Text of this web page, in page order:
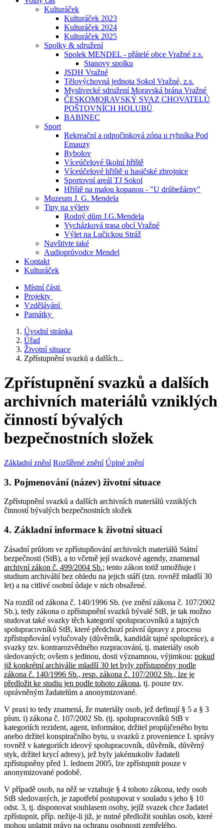
Kulturáček
Kulturáček 2023
Kulturáček 2024
Kulturáček 2025
Spolky & sdružení
Spolek MENDEL - přátelé obce Vražné z.s.
Stanovy spolku
JSDH Vražné
Tělovýchovná jednota Sokol Vražné, z.s.
Myslivecké sdružení Moravská brána Vražné
ČESKOMORAVSKÝ SVAZ CHOVATELŮ
POŠTOVNÍCH HOLUBŮ
BABINEC
Sport
Rekreační a odpočinková zóna u rybníka Pod
Emauzy
Rybolov
Víceúčelové školní hřiště
Víceúčelové hřiště u hasičské zbrojnice
Sportovní areál TJ Sokol
Hřiště na malou kopanou - "U drůbežárny"
Muzeum J. G. Mendela
Tipy na výlety
Rodný dům J.G.Mendela
Vycházková trasa obcí Vražné
Výlet na Lučickou Stráž
Navštivte také
Audioprůvodce Mendel
Kontakt
Kulturáček
Místní části
Projekty
Vzdělávání
Památky
Úvodní stránka
Úřad
Životní situace
Zpřístupnění svazků a dalších...
Zpřístupnění svazků a dalších
archivních materiálů vzniklých
činností bývalých
bezpečnostních složek
Základní znění Rozšířené znění Úplné znění
3. Pojmenování (název) životní situace
Zpřístupnění svazků a dalších archivních materiálů vzniklých
činností bývalých bezpečnostních složek
4. Základní informace k životní situaci
Zásadní průlom ve zpřístupňování archivních materiálů Státní
bezpečnosti (StB), a to včetně její svazkové agendy, znamenal
archivní zákon č. 499/2004 Sb.; tento zákon totiž umožňuje i
studium archiválií bez ohledu na jejich stáří (tzn. rovněž mladší 30
let) a na citlivé osobní údaje v nich obsažené.
Na rozdíl od zákona č. 140/1996 Sb. (ve znění zákona č. 107/2002
Sb.), tedy zákona o zpřístupnění svazků bývalé StB, je tak možno
studovat také svazky těch kategorií spolupracovníků a tajných
spolupracovníků StB, které předchozí právní úpravy z procesu
zpřístupňování vylučovaly (důvěrník, kandidát tajné spolupráce), a
svazky tzv. kontrarozvědného rozpracování, tj. materiály osob
sledovaných; ovšem s jedinou, dosti významnou, výjimkou: pokud
již konkrétní archiválie mladší 30 let byly zpřístupněny podle
zákona č. 140/1996 Sb., resp. zákona č. 107/2002 Sb., lze je
předložit ke studiu jen podle tohoto zákona, tj. pouze tzv.
oprávněným žadatelům a anonymizované.
V praxi to tedy znamená, že materiály osob, jež definují § 5 a § 3
písm. i) zákona č. 107/2002 Sb. (tj. spolupracovníků StB v
kategoriích rezident, agent, informátor, držitel propůjčeného bytu
anebo držitel konspiračního bytu, u svazků z provenience I. správy
rovněž v kategoriích ideový spolupracovník, důvěrník, důvěrný
styk, držitel krycí adresy), jež byly jakémukoliv žadateli
zpřístupněny před 1. lednem 2005, lze zpřístupnit pouze v
anonymizované podobě.
V případě osob, na něž se vztahuje § 4 tohoto zákona, tedy osob
StB sledovaných, je zapotřebí postupovat v souladu s jeho § 10
odst. 3, tj. disponovat souhlasem osoby, jejíž svazek chce žadatel
zpřístupnit, příp. nežije-li již, je nutné předložit souhlas osob, které
mohou uplatnit právo na ochranu osobnosti zemřelého.